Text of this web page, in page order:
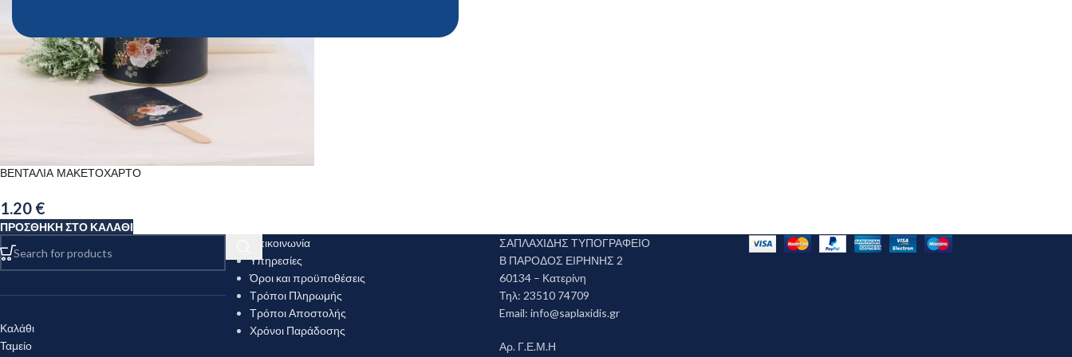
ΒΕΝΤΑΛΙΑ ΜΑΚΕΤΟΧΑΡΤΟ
1.20 €
ΠΡΟΣΘΉΚΗ ΣΤΟ ΚΑΛΆΘΙ
Καλάθι
Ταμείο
Επικοινωνία
Υπηρεσίες
Όροι και προϋποθέσεις
Τρόποι Πληρωμής
Τρόποι Αποστολής
Χρόνοι Παράδοσης
ΣΑΠΛΑΧΙΔΗΣ ΤΥΠΟΓΡΑΦΕΙΟ
Β ΠΑΡΟΔΟΣ ΕΙΡΗΝΗΣ 2
60134 – Κατερίνη
Τηλ: 23510 74709
Email: info@saplaxidis.gr
Αρ. Γ.Ε.Μ.Η